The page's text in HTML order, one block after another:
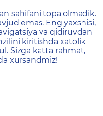
не
sahifani topa olmadik.
emas. Eng yaxshisi,
va qidiruvdan
kiritishda xatolik
Sizga katta rahmat,
xursandmiz!